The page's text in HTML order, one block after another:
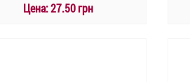
Цена:27.50 грн